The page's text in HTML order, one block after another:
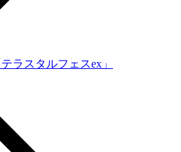
ラスタルフェスex」